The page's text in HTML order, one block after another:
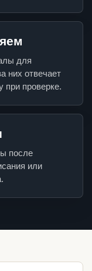
для
них отвечает
при проверке.
после
или